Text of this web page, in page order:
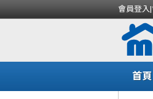
會員登入|
首頁